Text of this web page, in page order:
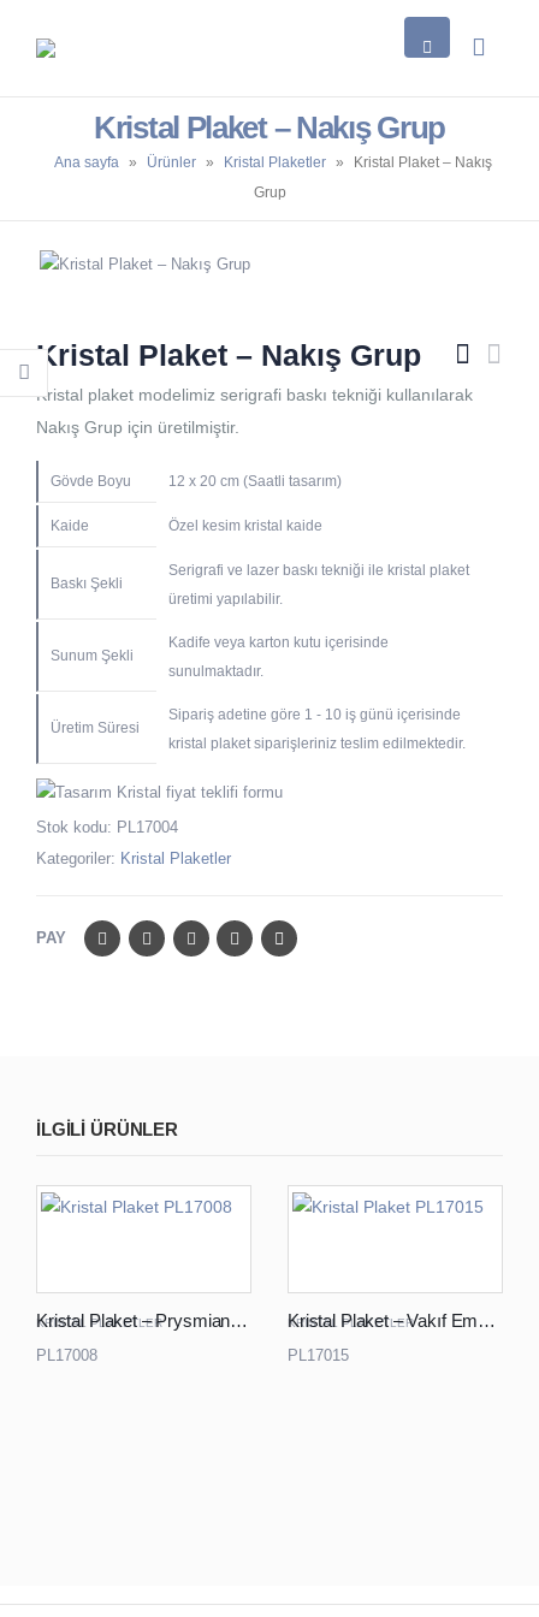
Kristal Plaket – Nakış Grup
Ana sayfa » Ürünler » Kristal Plaketler »
Kristal Plaket – Nakış
Grup
Kristal Plaket – Nakış Grup
Kristal plaket modelimiz serigrafi baskı tekniği kullanılarak
Nakış Grup için üretilmiştir.
Gövde Boyu 12 x 20 cm (Saatli tasarım)
Kaide Özel kesim kristal kaide
Baskı Şekli
Serigrafi ve lazer baskı tekniği ile kristal plaket
üretimi yapılabilir.
Sunum Şekli
Kadife veya karton kutu içerisinde
sunulmaktadır.
Üretim Süresi
Sipariş adetine göre 1 - 10 iş günü içerisinde
kristal plaket siparişleriniz teslim edilmektedir.
Stok kodu: PL17004
Kategoriler: Kristal Plaketler
PAY
ILGILI ÜRÜNLER
KRISTAL PLAKETLER Kristal Plaket – Prysmian Grup
PL17008
KRISTAL PLAKETLER Kristal Plaket – Vakıf Emeklilik
PL17015